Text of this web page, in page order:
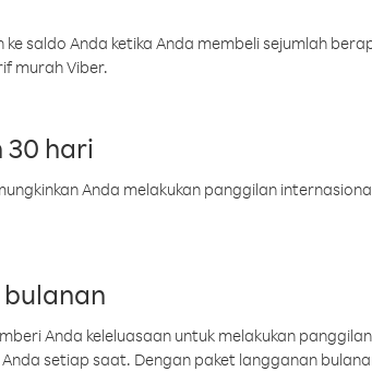
saldo Anda ketika Anda membeli sejumlah
murah Viber.
30 hari
Anda melakukan panggilan
Anda keleluasaan untuk melakukan
setiap saat. Dengan paket langganan